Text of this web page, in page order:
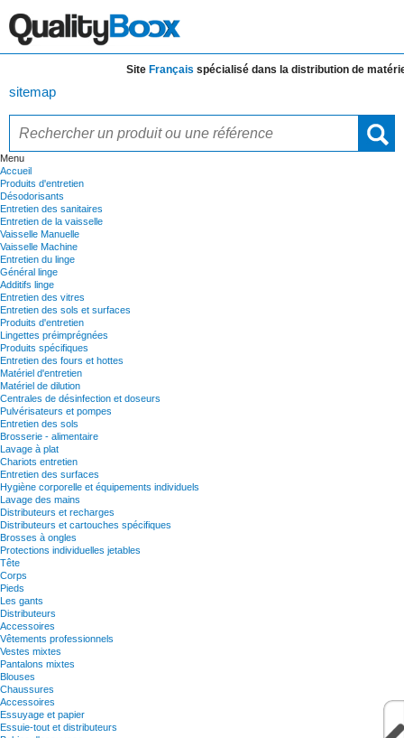
SiteFrançaisspécialisé dans la distribution de
sitemap
Menu
Accueil
Produits d'entretien
Désodorisants
Entretien des sanitaires
Entretien de la vaisselle
Vaisselle Manuelle
Vaisselle Machine
Entretien du linge
Général linge
Additifs linge
Entretien des vitres
Entretien des sols et surfaces
Produits d'entretien
Lingettes préimprégnées
Produits spécifiques
Entretien des fours et hottes
Matériel d'entretien
Matériel de dilution
Centrales de désinfection et doseurs
Pulvérisateurs et pompes
Entretien des sols
Brosserie - alimentaire
Lavage à plat
Chariots entretien
Entretien des surfaces
Hygiène corporelle et équipements individuels
Lavage des mains
Distributeurs et recharges
Distributeurs et cartouches spécifiques
Brosses à ongles
Protections individuelles jetables
Tête
Corps
Pieds
Les gants
Distributeurs
Accessoires
Vêtements professionnels
Vestes mixtes
Pantalons mixtes
Blouses
Chaussures
Accessoires
Essuyage et papier
Essuie-tout et distributeurs